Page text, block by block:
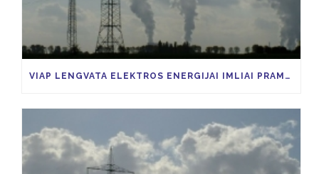
VIAP LENGVATA ELEKTROS ENERGIJAI IMLIAI PRAMONEI